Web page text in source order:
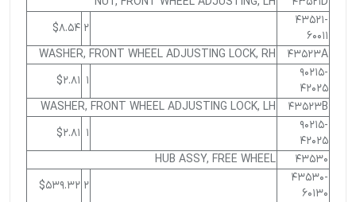
43521-
60011
2
$8.54
43523A
WASHER, FRONT WHEEL ADJUSTING LOCK, RH
90215-
42025
1
$2.81
43523B
WASHER, FRONT WHEEL ADJUSTING LOCK, LH
90215-
42025
1
$2.81
43530
HUB ASSY, FREE WHEEL
43530-
60130
2
$539.32